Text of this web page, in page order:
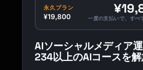
永久プラン
¥19,800 一度の支払いで、すべ
AIソーシャルメディア
234以上のAIコースを